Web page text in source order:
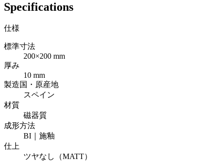
Specifications
仕様
標準寸法
200×200 mm
厚み
10 mm
製造国・原産地
スペイン
材質
磁器質
成形方法
BI｜施釉
仕上
ツヤなし（MATT）